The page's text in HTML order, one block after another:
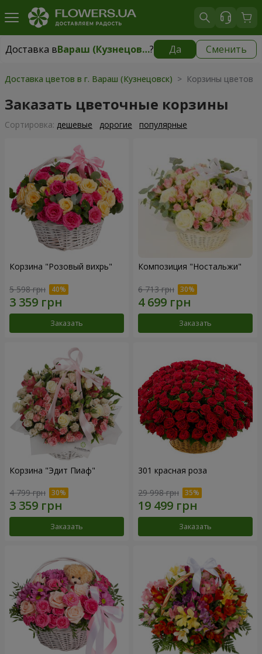
Доставка в Вараш (Кузнецовск)? Да Сменить
Доставка вВараш (Кузнецовск) 1711 грн
Доставка цветов в г. Вараш (Кузнецовск) > Корзины цветов
Заказать цветочные корзины
Cортировка: дешевые дорогие популярные
Корзина "Розовый вихрь"
5 598 грн
Заказать
Композиция "Ностальжи"
6 713 грн
Заказать
Корзина "Эдит Пиаф"
4 799 грн
Заказать
301 красная роза
29 998 грн
Заказать